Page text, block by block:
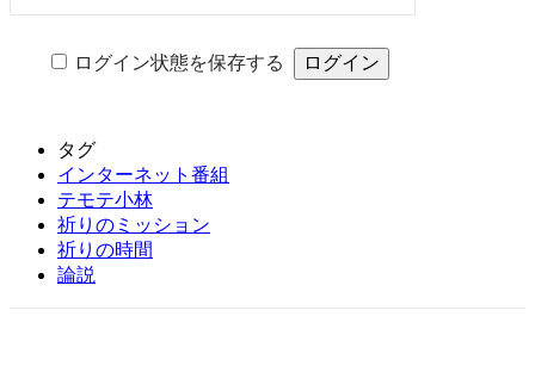
ログイン状態を保存する
タグ
インターネット番組
テモテ小林
祈りのミッション
祈りの時間
論説